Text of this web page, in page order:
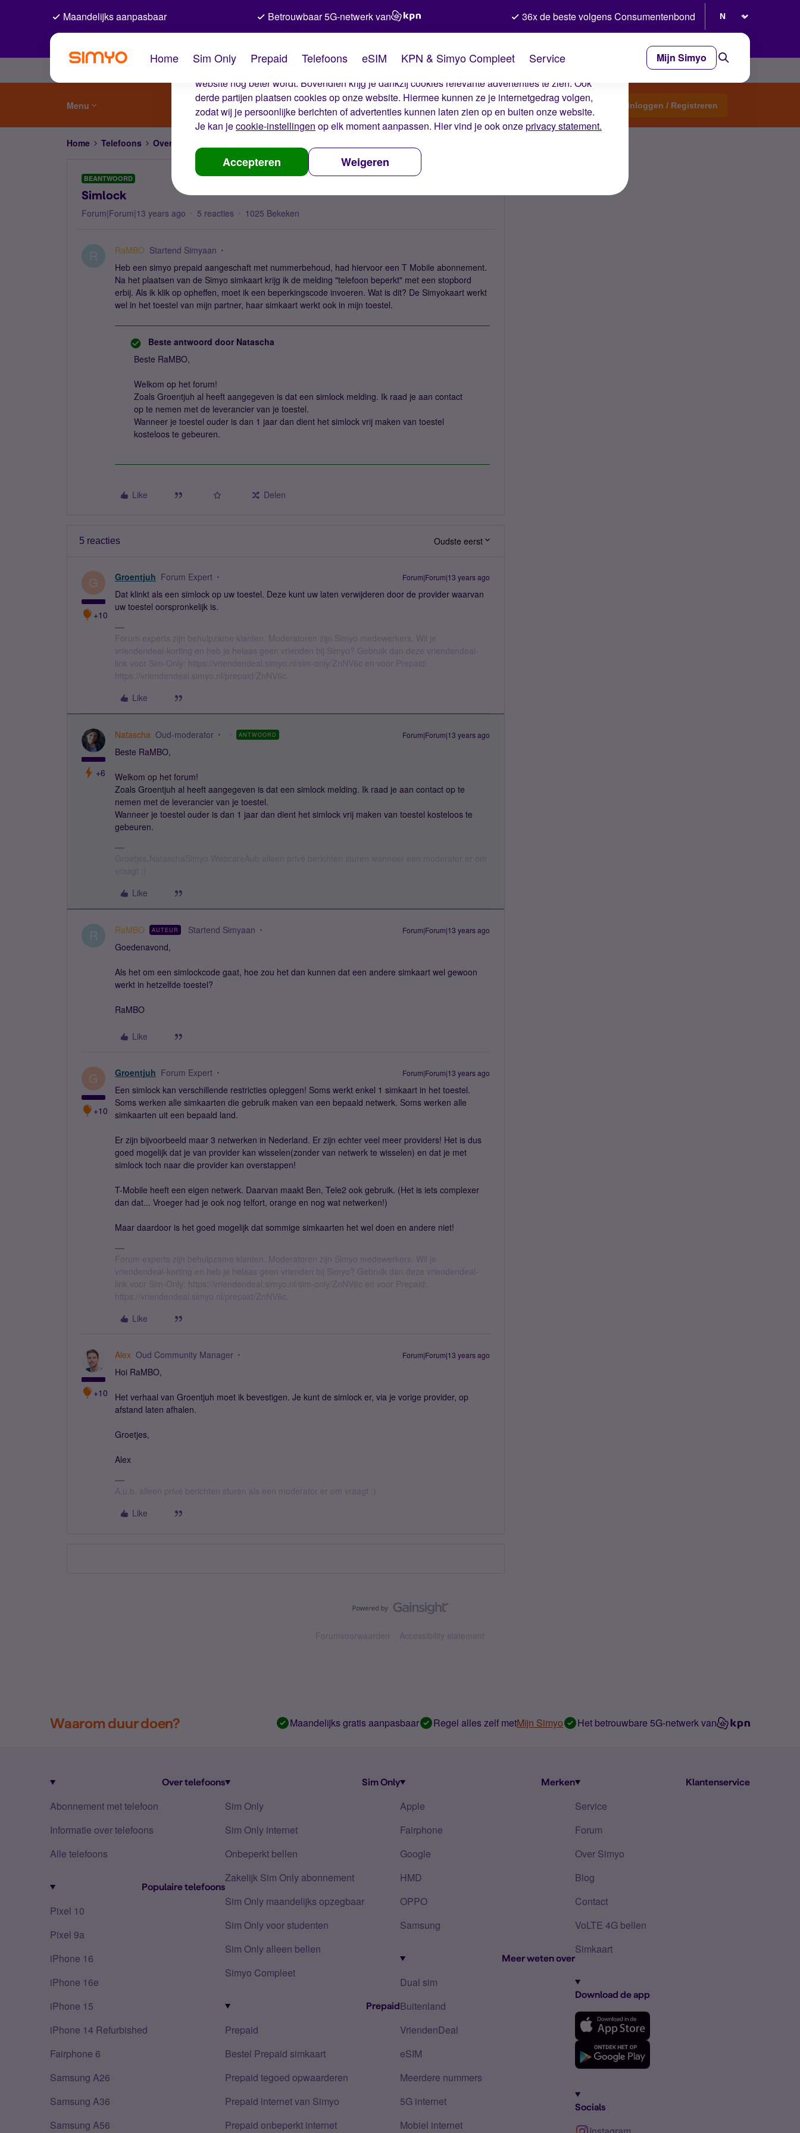
De cookies van Simyo
Wij gebruiken cookies op onze website. Met deze cookies zorgen wij ervoor dat je ervaring op de
website nog beter wordt. Bovendien krijg je dankzij cookies relevante advertenties te zien. Ook
derde partijen plaatsen cookies op onze website. Hiermee kunnen ze je internetgedrag volgen,
zodat wij je persoonlijke berichten of advertenties kunnen laten zien op en buiten onze website.
Je kan jecookie-instellingen op elk moment aanpassen. Hier vind je ook onzeprivacy statement.
Accepteren Weigeren
Maandelijks aanpasbaar Betrouwbaar 5G-netwerk van 36x de beste volgens Consumentenbond
Home Sim Only Prepaid Telefoons eSIM KPN & Simyo Compleet Service Mijn Simyo
Menu Start een topic Inloggen / Registreren
Home Telefoons Overige telefoons
BEANTWOORD
Simlock
Forum|Forum|13 years ago 5 reacties 1025 Bekeken
R RaMBO Startend Simyaan
Heb een simyo prepaid aangeschaft met nummerbehoud, had hiervoor een T Mobile abonnement.
Na het plaatsen van de Simyo simkaart krijg ik de melding "telefoon beperkt" met een stopbord
erbij. Als ik klik op opheffen, moet ik een beperkingscode invoeren. Wat is dit? De Simyokaart werkt
wel in het toestel van mijn partner, haar simkaart werkt ook in mijn toestel.
Beste antwoord door Natascha
Beste RaMBO,
Welkom op het forum!
Zoals Groentjuh al heeft aangegeven is dat een simlock melding. Ik raad je aan contact
op te nemen met de leverancier van je toestel.
Wanneer je toestel ouder is dan 1 jaar dan dient het simlock vrij maken van toestel
kosteloos te gebeuren.
Like Delen
5 reacties Oudste eerst
G
+10
Groentjuh Forum Expert Forum|Forum|13 years ago
Dat klinkt als een simlock op uw toestel. Deze kunt uw laten verwijderen door de provider waarvan
uw toestel oorspronkelijk is.
Forum experts zijn behulpzame klanten. Moderatoren zijn Simyo medewerkers. Wil je
vriendendeal-korting en heb je helaas geen vrienden bij Simyo? Gebruik dan deze vriendendeal-
link voor Sim-Only: https://vriendendeal.simyo.nl/sim-only/ZnNV6c en voor Prepaid:
https://vriendendeal.simyo.nl/prepaid/ZnNV6c.
Like
+6
Natascha Oud-moderator ANTWOORD Forum|Forum|13 years ago
Beste RaMBO,
Welkom op het forum!
Zoals Groentjuh al heeft aangegeven is dat een simlock melding. Ik raad je aan contact op te
nemen met de leverancier van je toestel.
Wanneer je toestel ouder is dan 1 jaar dan dient het simlock vrij maken van toestel kosteloos te
gebeuren.
Like
R RaMBO AUTEUR Startend Simyaan Forum|Forum|13 years ago
Goedenavond,
Als het om een simlockcode gaat, hoe zou het dan kunnen dat een andere simkaart wel gewoon
werkt in hetzelfde toestel?
RaMBO
Like
G
+10
Groentjuh Forum Expert Forum|Forum|13 years ago
Een simlock kan verschillende restricties opleggen! Soms werkt enkel 1 simkaart in het toestel.
Soms werken alle simkaarten die gebruik maken van een bepaald netwerk. Soms werken alle
simkaarten uit een bepaald land.
Er zijn bijvoorbeeld maar 3 netwerken in Nederland. Er zijn echter veel meer providers! Het is dus
goed mogelijk dat je van provider kan wisselen(zonder van netwerk te wisselen) en dat je met
simlock toch naar die provider kan overstappen!
T-Mobile heeft een eigen netwerk. Daarvan maakt Ben, Tele2 ook gebruik. (Het is iets complexer
dan dat... Vroeger had je ook nog telfort, orange en nog wat netwerken!)
Maar daardoor is het goed mogelijk dat sommige simkaarten het wel doen en andere niet!
Forum experts zijn behulpzame klanten. Moderatoren zijn Simyo medewerkers. Wil je
vriendendeal-korting en heb je helaas geen vrienden bij Simyo? Gebruik dan deze vriendendeal-
link voor Sim-Only: https://vriendendeal.simyo.nl/sim-only/ZnNV6c en voor Prepaid:
https://vriendendeal.simyo.nl/prepaid/ZnNV6c.
Like
+10
Alex Oud Community Manager Forum|Forum|13 years ago
Hoi RaMBO,
Het verhaal van Groentjuh moet ik bevestigen. Je kunt de simlock er, via je vorige provider, op
afstand laten afhalen.
Groetjes,
Alex
A.u.b. alleen privé berichten sturen als een moderator er om vraagt :)
Like
Forumvoorwaarden Accessibility statement
Waarom duur doen? Maandelijks gratis aanpasbaar Regel alles zelf metMijn Simyo Het betrouwbare 5G-netwerk van
Over telefoons
Abonnement met telefoon
Informatie over telefoons
Alle telefoons
Populaire telefoons
Pixel 10
Pixel 9a
iPhone 16
iPhone 16e
iPhone 15
iPhone 14 Refurbished
Fairphone 6
Samsung A26
Samsung A36
Samsung A56
Sim Only
Sim Only
Sim Only internet
Onbeperkt bellen
Zakelijk Sim Only abonnement
Sim Only maandelijks opzegbaar
Sim Only voor studenten
Sim Only alleen bellen
Simyo Compleet
Prepaid
Prepaid
Bestel Prepaid simkaart
Prepaid tegoed opwaarderen
Prepaid internet van Simyo
Prepaid onbeperkt internet
Merken
Apple
Fairphone
Google
HMD
OPPO
Samsung
Meer weten over
Dual sim
Buitenland
VriendenDeal
eSIM
Meerdere nummers
5G internet
Mobiel internet
Klantenservice
Service
Forum
Over Simyo
Blog
Contact
VoLTE 4G bellen
Simkaart
Download de app
Socials